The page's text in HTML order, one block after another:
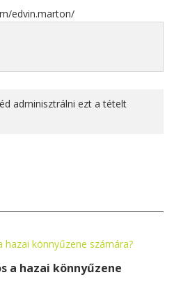
edvin.marton/
adminisztrálni ezt a tételt
a hazai könnyűzene